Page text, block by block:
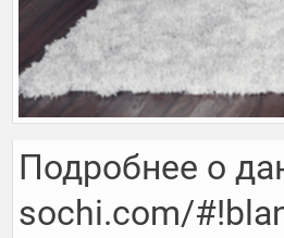
Подробнее о
sochi.com/